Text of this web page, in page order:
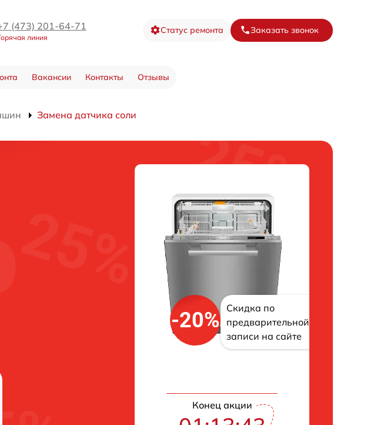
(473) 201-64-71
линия
Статус ремонта Заказать звонок
Вакансии Контакты Отзывы
Замена датчика соли
-20%
Скидка по
предварительной
записи на сайте
Конец акции